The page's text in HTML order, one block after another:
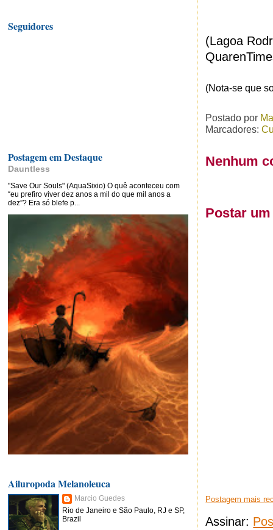
(Lagoa
(Nota-se que
Postado por
Marcadores:
Nenhum
Postar
Postagem mais
Assinar:
Seguidores
Postagem em Destaque
Dauntless
"Save Our Souls" (AquaSixio) O quê aconteceu com
“eu prefiro viver dez anos a mil do que mil anos a
dez”? Era só blefe p...
Ailuropoda Melanoleuca
Marcio Guedes
Rio de Janeiro e São Paulo, RJ e SP,
Brazil